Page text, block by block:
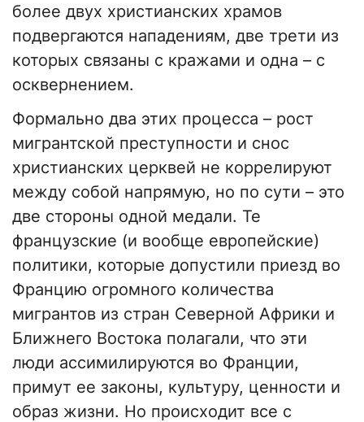
более двух христианских храмов
подвергаются нападениям, две трети из
которых связаны с кражами и одна – с
осквернением.
Формально два этих процесса – рост
мигрантской преступности и снос
христианских церквей не коррелируют
между собой напрямую, но по сути – это
две стороны одной медали. Те
французские (и вообще европейские)
политики, которые допустили приезд во
Францию огромного количества
мигрантов из стран Северной Африки и
Ближнего Востока полагали, что эти
люди ассимилируются во Франции,
примут ее законы, культуру, ценности и
образ жизни. Но происходит все с